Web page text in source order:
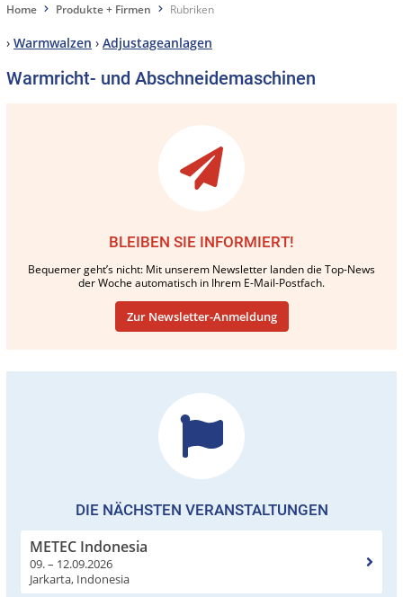
Home Produkte + Firmen Rubriken
› Warmwalzen › Adjustageanlagen
Warmricht- und Abschneidemaschinen
BLEIBEN SIE INFORMIERT!
Bequemer geht’s nicht: Mit unserem Newsletter landen die Top-News
der Woche automatisch in Ihrem E-Mail-Postfach.
Zur Newsletter-Anmeldung
DIE NÄCHSTEN VERANSTALTUNGEN
METEC Indonesia
09. – 12.09.2026
Jarkarta, Indonesia